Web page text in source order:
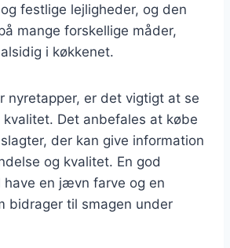
festlige lejligheder, og den
mange forskellige måder,
i køkkenet.
nyretapper, er det vigtigt at se
Det anbefales at købe
der kan give information
og kvalitet. En god
have en jævn farve og en
bidrager til smagen under